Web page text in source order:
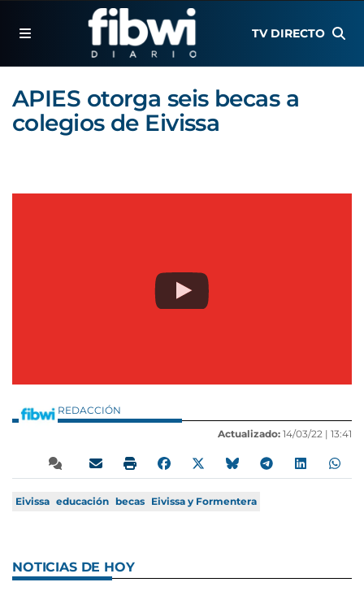
TV DIRECTO
APIES otorga seis becas a
colegios de Eivissa
REDACCIÓN
Actualizado: 14/03/22 | 13:41
Eivissa educación becas Eivissa y Formentera
NOTICIAS DE HOY